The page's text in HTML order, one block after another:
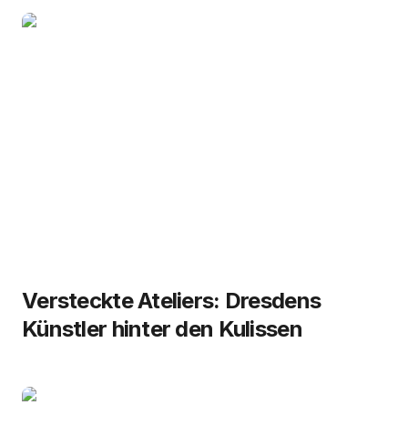
Versteckte Ateliers: Dresdens
Künstler hinter den Kulissen